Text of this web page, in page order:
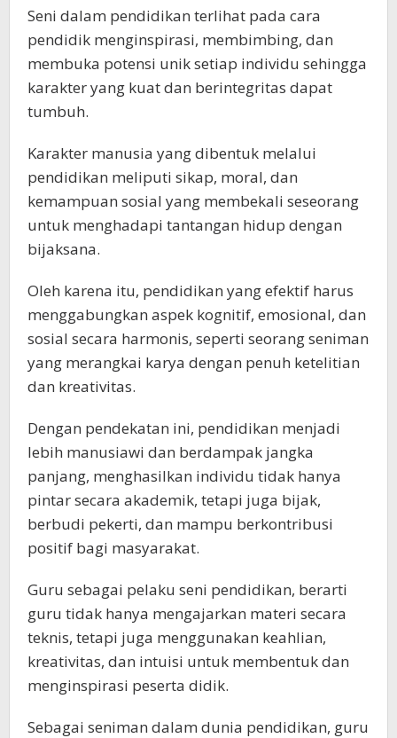
Seni dalam pendidikan terlihat pada cara
pendidik menginspirasi, membimbing, dan
membuka potensi unik setiap individu sehingga
karakter yang kuat dan berintegritas dapat
tumbuh.
Karakter manusia yang dibentuk melalui
pendidikan meliputi sikap, moral, dan
kemampuan sosial yang membekali seseorang
untuk menghadapi tantangan hidup dengan
bijaksana.
Oleh karena itu, pendidikan yang efektif harus
menggabungkan aspek kognitif, emosional, dan
sosial secara harmonis, seperti seorang seniman
yang merangkai karya dengan penuh ketelitian
dan kreativitas.
Dengan pendekatan ini, pendidikan menjadi
lebih manusiawi dan berdampak jangka
panjang, menghasilkan individu tidak hanya
pintar secara akademik, tetapi juga bijak,
berbudi pekerti, dan mampu berkontribusi
positif bagi masyarakat.
Guru sebagai pelaku seni pendidikan, berarti
guru tidak hanya mengajarkan materi secara
teknis, tetapi juga menggunakan keahlian,
kreativitas, dan intuisi untuk membentuk dan
menginspirasi peserta didik.
Sebagai seniman dalam dunia pendidikan, guru